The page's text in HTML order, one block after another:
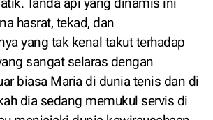
hasrat, tekad, dan
yang tak kenal takut terhadap
sangat selaras dengan
biasa Maria di dunia tenis dan di
dia sedang memukul servis di